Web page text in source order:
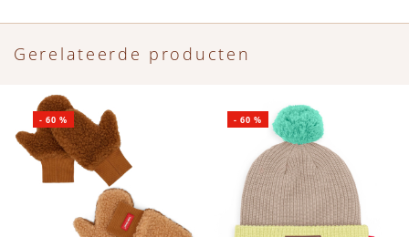
Gerelateerde producten
-60 % -60 %